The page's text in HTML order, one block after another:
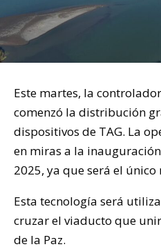
Este martes, la
comenzó la distribución
dispositivos de TAG. La
en miras a la
2025, ya que será el
Esta tecnología será
cruzar el viaducto que
de la Paz.